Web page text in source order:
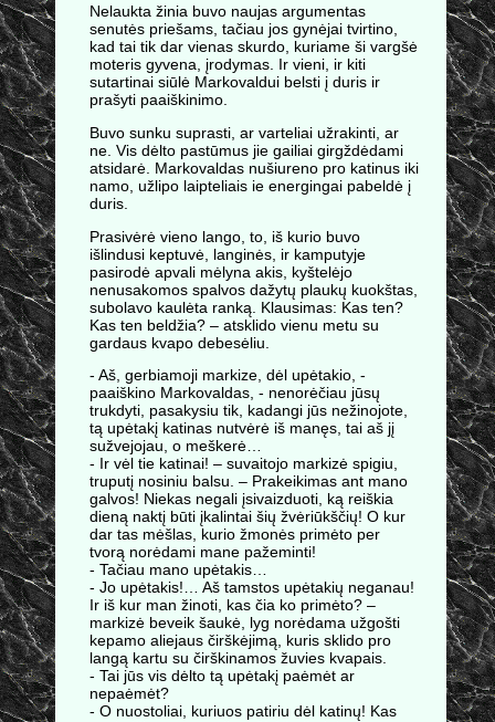
Nelaukta žinia buvo naujas argumentas
senutės priešams, tačiau jos gynėjai tvirtino,
kad tai tik dar vienas skurdo, kuriame ši vargšė
moteris gyvena, įrodymas. Ir vieni, ir kiti
sutartinai siūlė Markovaldui belsti į duris ir
prašyti paaiškinimo.
Buvo sunku suprasti, ar varteliai užrakinti, ar
ne. Vis dėlto pastūmus jie gailiai girgždėdami
atsidarė. Markovaldas nušiureno pro katinus iki
namo, užlipo laipteliais ie energingai pabeldė į
duris.
Prasivėrė vieno lango, to, iš kurio buvo
išlindusi keptuvė, langinės, ir kamputyje
pasirodė apvali mėlyna akis, kyštelėjo
nenusakomos spalvos dažytų plaukų kuokštas,
subolavo kaulėta ranką. Klausimas: Kas ten?
Kas ten beldžia? – atsklido vienu metu su
gardaus kvapo debesėliu.
- Aš, gerbiamoji markize, dėl upėtakio, -
paaiškino Markovaldas, - nenorėčiau jūsų
trukdyti, pasakysiu tik, kadangi jūs nežinojote,
tą upėtakį katinas nutvėrė iš manęs, tai aš jį
sužvejojau, o meškerė…
- Ir vėl tie katinai! – suvaitojo markizė spigiu,
truputį nosiniu balsu. – Prakeikimas ant mano
galvos! Niekas negali įsivaizduoti, ką reiškia
dieną naktį būti įkalintai šių žvėriūkščių! O kur
dar tas mėšlas, kurio žmonės primėto per
tvorą norėdami mane pažeminti!
- Tačiau mano upėtakis…
- Jo upėtakis!… Aš tamstos upėtakių neganau!
Ir iš kur man žinoti, kas čia ko primėto? –
markizė beveik šaukė, lyg norėdama užgošti
kepamo aliejaus čirškėjimą, kuris sklido pro
langą kartu su čirškinamos žuvies kvapais.
- Tai jūs vis dėlto tą upėtakį paėmėt ar
nepaėmėt?
- O nuostoliai, kuriuos patiriu dėl katinų! Kas